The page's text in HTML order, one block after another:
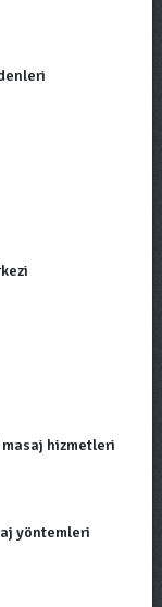
hizmetleri
yöntemleri